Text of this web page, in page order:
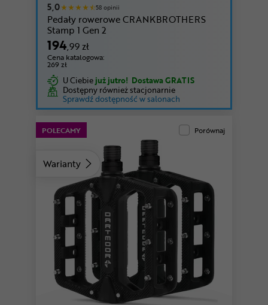
5,0 58 opinii
Pedały rowerowe CRANKBROTHERS
Stamp 1 Gen 2
194,99 zł
Cena katalogowa:
269 zł
U Ciebie już jutro! Dostawa GRATIS
Dostępny również stacjonarnie
Sprawdź dostępność w salonach
Warianty
zielony piaskowy
POLECAMY Porównaj